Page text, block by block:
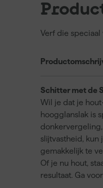
Verf die speciaal
Schitter met de
Wil je dat je
hoogglanslak is
slijtvastheid, kun
gemakkelijk te
Of je nu hout,
resultaat. Ga